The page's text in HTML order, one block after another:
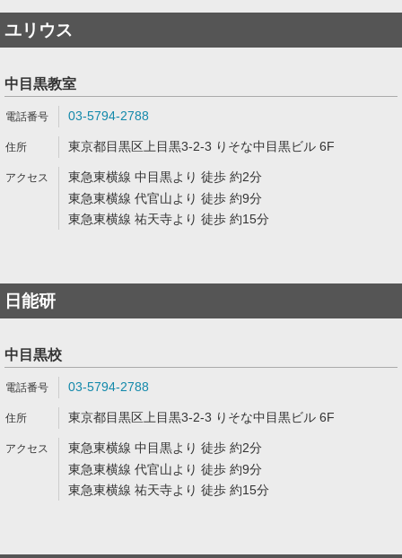
ユリウス
中目黒教室
03-5794-2788
東京都目黒区上目黒3-2-3 りそな中目黒ビル 6F
東急東横線 中目黒より 徒歩 約2分
東急東横線 代官山より 徒歩 約9分
東急東横線 祐天寺より 徒歩 約15分
日能研
中目黒校
03-5794-2788
東京都目黒区上目黒3-2-3 りそな中目黒ビル 6F
東急東横線 中目黒より 徒歩 約2分
東急東横線 代官山より 徒歩 約9分
東急東横線 祐天寺より 徒歩 約15分